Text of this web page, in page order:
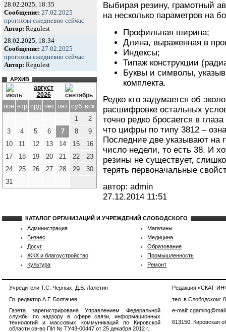
28.02.2025, 18:35
Сообщение: 27.02.2025
прогнозы ежедневно сейчас
Автор: Regulest
28.02.2025, 18:34
Сообщение: 27.02.2025
прогнозы ежедневно сейчас
Автор: Regulest
АРХИВ
август
2026
пон втр срд чет пят суб вск
1
2
3
4 5 6 7 8
9
10
11 12 13 14 15
16
17
18 19 20 21 22
23
24
25 26 27 28 29
30
31
Выбирая резину, грамотный
на несколько параметров на
Профильная ширина;
Длина, выраженная в
Индексы;
Типаж конструкции
Буквы и символы,
комплекта.
Редко кто задумается об
расшифровке остальных
точно редко бросается в
что цифры по типу 3812 –
Последние две указывают на
число недели, то есть 38. И
резины не существует,
терять первоначальные
автор: admin
27.12.2014 11:51
КАТАЛОГ ОРГАНИЗАЦИЙ И УЧРЕЖДЕНИЙ СЛОБОДСКОГО
Администрация
Бизнес
Досуг
ЖКХ и благоустройство
Культура
Магазины
Медицина
Образование
Промышленность
Ремонт
Учредители Т.С. Черных, Д.В. Лалетин
Гл. редактор А.Г. Болтачев
Газета зарегистрирована Управлением Федеральной
службы по надзору в сфере связи, информационных
технологий и массовых коммуникаций по Кировской
области св-во ПИ № ТУ43-00447 от 25 декабря 2012 г.
Редакция «СКАТ-
тел. в Слободском:
e-mail:
613150, Кировская